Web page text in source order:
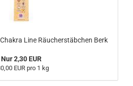
Line Räucherstäbchen Berk
Nur 2,30 EUR
EUR pro 1 kg